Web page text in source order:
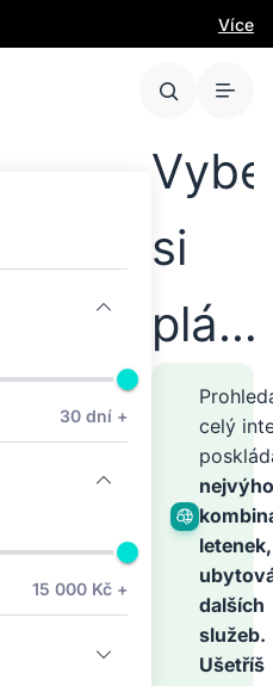
Více
30 dní +
15 000 Kč +
si
plán
cesty
na
světě
celý
letenek,
dalších
služeb.
Ušetříš